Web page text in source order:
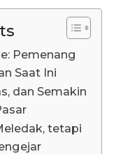
Pemenang
Saat Ini
dan Semakin
tetapi